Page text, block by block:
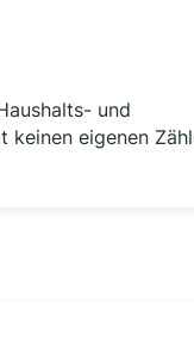
und
keinen eigenen